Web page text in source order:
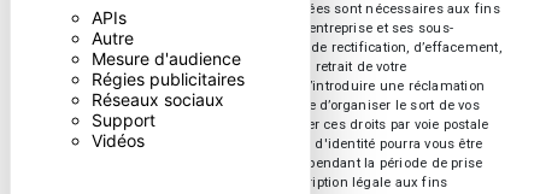
APIs
Autre
Mesure d'audience
Régies publicitaires
Réseaux sociaux
Support
Vidéos
** Les données personnelles communiquées sont nécessaires aux fins
de vous contacter. Elles sont destinées à l'entreprise et ses sous-
traitants. Vous disposez de droits d’accès, de rectification, d’effacement,
de portabilité, de limitation, d’opposition, de retrait de votre
consentement à tout moment et du droit d’introduire une réclamation
auprès d’une autorité de contrôle, ainsi que d’organiser le sort de vos
données post-mortem. Vous pouvez exercer ces droits par voie postale
ou par courrier électronique. Un justificatif d'identité pourra vous être
demandé. Nous conservons vos données pendant la période de prise
de contact puis pendant la durée de prescription légale aux fins